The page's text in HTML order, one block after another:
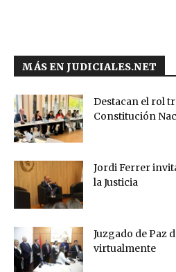
MÁS EN JUDICIALES.NET
Destacan el rol
Constitución
Jordi Ferrer
la Justicia
Juzgado de Paz
virtualmente